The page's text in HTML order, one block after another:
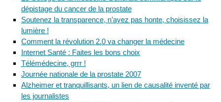
dépistage du cancer de la prostate
Soutenez la transparence, n’ayez pas honte, choisissez la
lumière !
Comment la révolution 2.0 va changer la médecine
Internet Santé : Faites les bons choix
Télémédecine, grrr !
Journée nationale de la prostate 2007
Alzheimer et tranquillisants, un lien de causalité inventé par
les journalistes